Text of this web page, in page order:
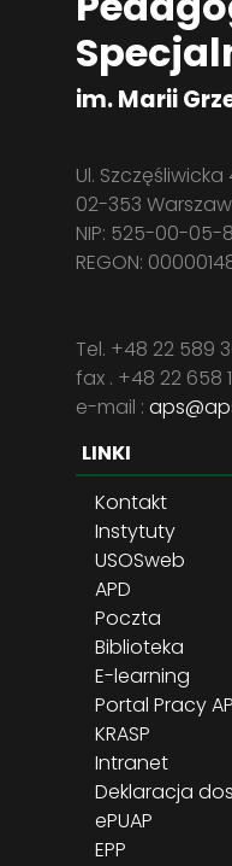
im. Marii
Ul. Szczęśliwicka
02-353
NIP: 525-00-05-
REGON:
Tel. +48 22 589
fax . +48 22 658
e-mail :
LINKI
Kontakt
Instytuty
USOSweb
APD
Poczta
Biblioteka
E-learning
Portal Pracy
KRASP
Intranet
Deklaracja
ePUAP
EPP